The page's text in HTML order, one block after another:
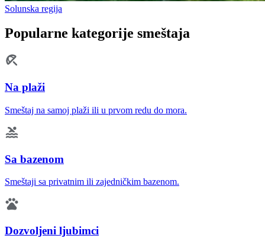
Solunska regija
Popularne kategorije smeštaja
Na plaži
Smeštaj na samoj plaži ili u prvom redu do mora.
Sa bazenom
Smeštaji sa privatnim ili zajedničkim bazenom.
Dozvoljeni ljubimci